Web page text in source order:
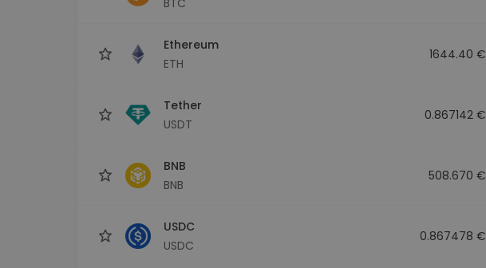
Ethereum
ETH
1644.40 €
Tether
USDT
0.867142 €
BNB
BNB
508.670 €
USDC
USDC
0.867478 €